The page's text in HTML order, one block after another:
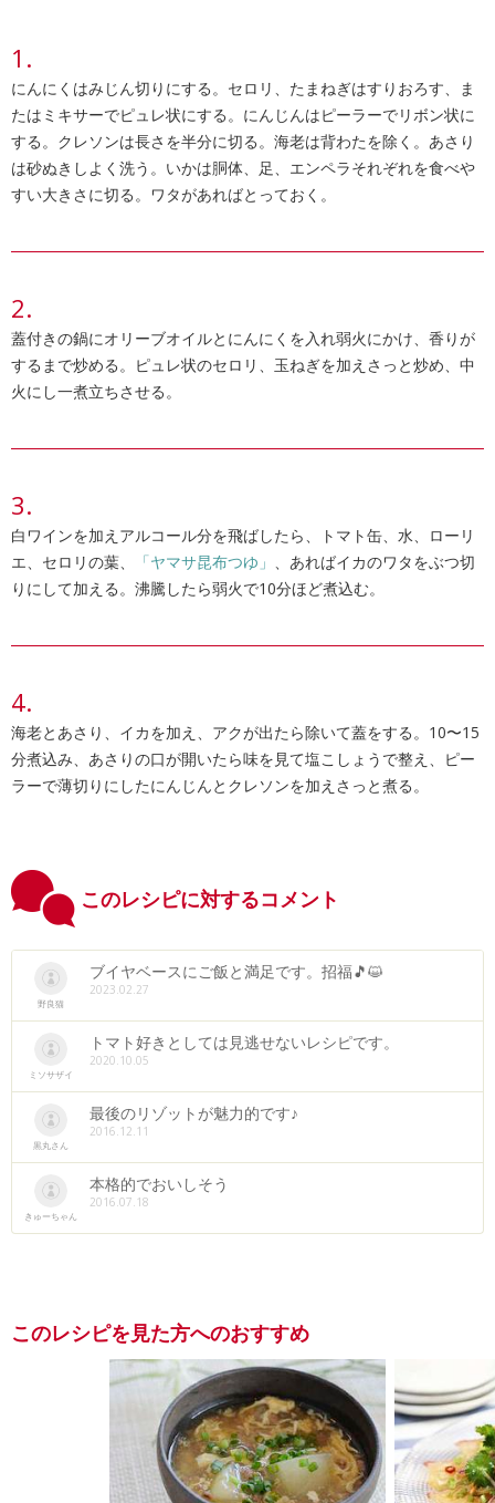
にんにくはみじん切りにする。セロリ、たまねぎはすりおろす、ま
たはミキサーでピュレ状にする。にんじんはピーラーでリボン状に
する。クレソンは長さを半分に切る。海老は背わたを除く。あさり
は砂ぬきしよく洗う。いかは胴体、足、エンペラそれぞれを食べや
すい大きさに切る。ワタがあればとっておく。
蓋付きの鍋にオリーブオイルとにんにくを入れ弱火にかけ、香りが
するまで炒める。ピュレ状のセロリ、玉ねぎを加えさっと炒め、中
火にし一煮立ちさせる。
白ワインを加えアルコール分を飛ばしたら、トマト缶、水、ローリ
エ、セロリの葉、
「ヤマサ昆布つゆ」 、あればイカのワタをぶつ切
りにして加える。沸騰したら弱火で10分ほど煮込む。
海老とあさり、イカを加え、アクが出たら除いて蓋をする。10〜15
分煮込み、あさりの口が開いたら味を見て塩こしょうで整え、ピー
ラーで薄切りにしたにんじんとクレソンを加えさっと煮る。
このレシピに対するコメント
野良猫
ブイヤベースにご飯と満足です。招福🎵😺
2023.02.27
ミソサザイ
トマト好きとしては見逃せないレシピです。
2020.10.05
黒丸さん
最後のリゾットが魅力的です♪
2016.12.11
きゅーちゃん
本格的でおいしそう
2016.07.18
このレシピを見た方へのおすすめ